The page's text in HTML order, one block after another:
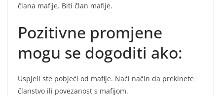
člana mafije. Biti član mafije.
Pozitivne promjene
mogu se dogoditi ako:
Uspjeli ste pobjeći od mafije. Naći način da prekinete
članstvo ili povezanost s mafijom.